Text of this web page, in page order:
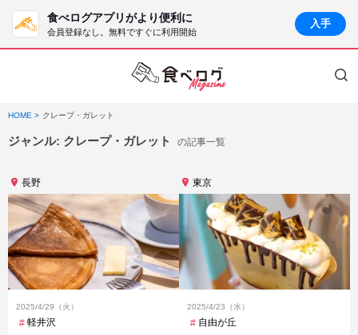
食べログアプリがより便利に
会員登録なし。無料ですぐに利用開始
入手
HOME クレープ・ガレット
ジャンル: クレープ・ガレット の記事一覧
長野
2025/4/29（火）
軽井沢
東京
2025/4/23（水）
自由が丘